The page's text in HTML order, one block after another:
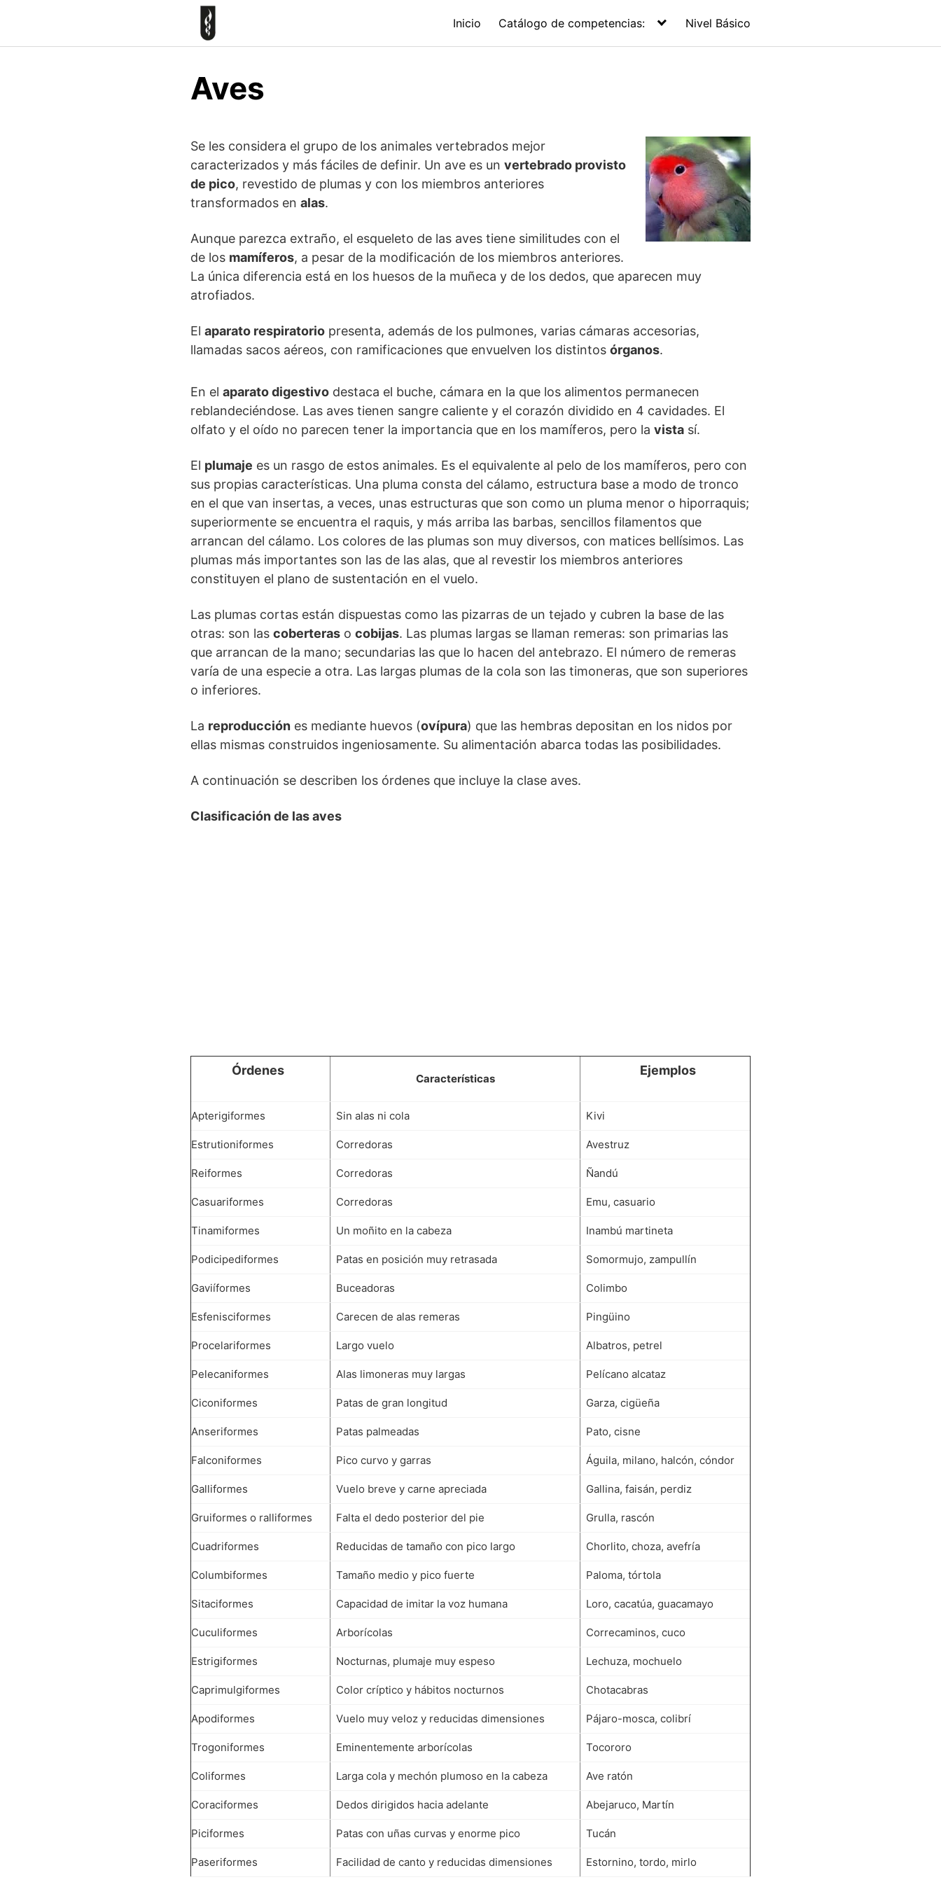
Inicio Catálogo de competencias: Nivel Básico
Aves
Se les considera el grupo de los animales vertebrados mejor
caracterizados y más fáciles de definir. Un ave es un vertebrado provisto
de pico, revestido de plumas y con los miembros anteriores
transformados en alas.
Aunque parezca extraño, el esqueleto de las aves tiene similitudes con el
de los mamíferos, a pesar de la modificación de los miembros anteriores.
La única diferencia está en los huesos de la muñeca y de los dedos, que aparecen muy
atrofiados.
El aparato respiratorio presenta, además de los pulmones, varias cámaras accesorias,
llamadas sacos aéreos, con ramificaciones que envuelven los distintos órganos.
En el aparato digestivo destaca el buche, cámara en la que los alimentos permanecen
reblandeciéndose. Las aves tienen sangre caliente y el corazón dividido en 4 cavidades. El
olfato y el oído no parecen tener la importancia que en los mamíferos, pero la vista sí.
El plumaje es un rasgo de estos animales. Es el equivalente al pelo de los mamíferos, pero con
sus propias características. Una pluma consta del cálamo, estructura base a modo de tronco
en el que van insertas, a veces, unas estructuras que son como un pluma menor o hiporraquis;
superiormente se encuentra el raquis, y más arriba las barbas, sencillos filamentos que
arrancan del cálamo. Los colores de las plumas son muy diversos, con matices bellísimos. Las
plumas más importantes son las de las alas, que al revestir los miembros anteriores
constituyen el plano de sustentación en el vuelo.
Las plumas cortas están dispuestas como las pizarras de un tejado y cubren la base de las
otras: son las coberteras o cobijas. Las plumas largas se llaman remeras: son primarias las
que arrancan de la mano; secundarias las que lo hacen del antebrazo. El número de remeras
varía de una especie a otra. Las largas plumas de la cola son las timoneras, que son superiores
o inferiores.
La reproducción es mediante huevos (ovípura) que las hembras depositan en los nidos por
ellas mismas construidos ingeniosamente. Su alimentación abarca todas las posibilidades.
A continuación se describen los órdenes que incluye la clase aves.
Clasificación de las aves
Órdenes
Características
Ejemplos
Apterigiformes Sin alas ni cola Kivi
Estrutioniformes Corredoras Avestruz
Reiformes Corredoras Ñandú
Casuariformes Corredoras Emu, casuario
Tinamiformes Un moñito en la cabeza Inambú martineta
Podicipediformes Patas en posición muy retrasada Somormujo, zampullín
Gaviíformes Buceadoras Colimbo
Esfenisciformes Carecen de alas remeras Pingüino
Procelariformes Largo vuelo Albatros, petrel
Pelecaniformes Alas limoneras muy largas Pelícano alcataz
Ciconiformes Patas de gran longitud Garza, cigüeña
Anseriformes Patas palmeadas Pato, cisne
Falconiformes Pico curvo y garras Águila, milano, halcón, cóndor
Galliformes Vuelo breve y carne apreciada Gallina, faisán, perdiz
Gruiformes o ralliformes Falta el dedo posterior del pie Grulla, rascón
Cuadriformes Reducidas de tamaño con pico largo Chorlito, choza, avefría
Columbiformes Tamaño medio y pico fuerte Paloma, tórtola
Sitaciformes Capacidad de imitar la voz humana Loro, cacatúa, guacamayo
Cuculiformes Arborícolas Correcaminos, cuco
Estrigiformes Nocturnas, plumaje muy espeso Lechuza, mochuelo
Caprimulgiformes Color críptico y hábitos nocturnos Chotacabras
Apodiformes Vuelo muy veloz y reducidas dimensiones Pájaro-mosca, colibrí
Trogoniformes Eminentemente arborícolas Tocororo
Coliformes Larga cola y mechón plumoso en la cabeza Ave ratón
Coraciformes Dedos dirigidos hacia adelante Abejaruco, Martín
Piciformes Patas con uñas curvas y enorme pico Tucán
Paseriformes Facilidad de canto y reducidas dimensiones Estornino, tordo, mirlo